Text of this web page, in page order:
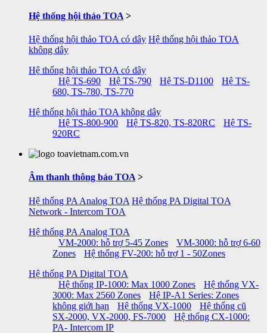
Hệ thống hội thảo TOA >
Hệ thống hội thảo TOA có dây Hệ thống hội thảo TOA
không dây
Hệ thống hội thảo TOA có dây
Hệ TS-690
Hệ TS-790 Hệ TS-D1100
Hệ TS-
680, TS-780, TS-770
Hệ thống hội thảo TOA không dây
Hệ TS-800-900
Hệ TS-820, TS-820RC
Hệ TS-
920RC
Âm thanh thông báo TOA >
Hệ thống PA Analog TOA Hệ thống PA Digital TOA
Network - Intercom TOA
Hệ thống PA Analog TOA
VM-2000: hỗ trợ 5-45 Zones
VM-3000: hỗ trợ 6-60
Zones
Hệ thống FV-200: hỗ trợ 1 - 50Zones
Hệ thống PA Digital TOA
Hệ thống IP-1000: Max 1000 Zones
Hệ thống VX-
3000: Max 2560 Zones
Hệ IP-A1 Series: Zones
không giới hạn
Hệ thống VX-1000
Hệ thống cũ
SX-2000, VX-2000, FS-7000
Hệ thống CX-1000:
PA- Intercom IP